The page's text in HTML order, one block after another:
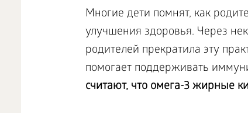
Многие дети помнят, как
улучшения здоровья. Через
родителей прекратила эту
помогает поддерживать
считают, что омега-3 жирные